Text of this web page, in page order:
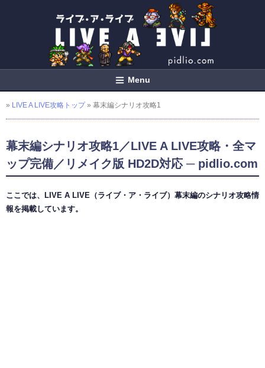
Menu
» LIVE A LIVE攻略トップ» 幕末編シナリオ攻略1
幕末編シナリオ攻略1／LIVE A LIVE攻略・全マ
ップ完備／リメイク版 HD2D対応 ─ pidlio.com
ここでは、LIVE A LIVE（ライブ・ア・ライブ）幕末編のシナリオ攻略情
報を掲載しています。